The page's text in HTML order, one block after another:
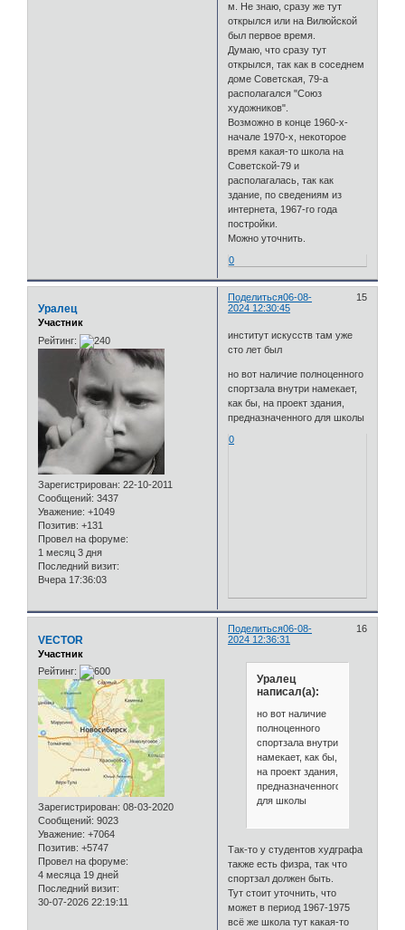
м. Не знаю, сразу же тут
открылся или на Вилюйской
был первое время.
Думаю, что сразу тут
открылся, так как в соседнем
доме Советская, 79-а
располагался "Союз
художников".
Возможно в конце 1960-х-
начале 1970-х, некоторое
время какая-то школа на
Советской-79 и
располагалась, так как
здание, по сведениям из
интернета, 1967-го года
постройки.
Можно уточнить.
0
Поделиться 15
06-08-
2024 12:30:45
Уралец
Участник
Рейтинг:
Зарегистрирован: 22-10-2011
Сообщений: 3437
Уважение: +1049
Позитив: +131
Провел на форуме:
1 месяц 3 дня
Последний визит:
Вчера 17:36:03
институт искусств там уже
сто лет был
но вот наличие полноценного
спортзала внутри намекает,
как бы, на проект здания,
предназначенного для школы
0
Поделиться 16
06-08-
2024 12:36:31
VECTOR
Участник
Рейтинг:
Зарегистрирован: 08-03-2020
Сообщений: 9023
Уважение: +7064
Позитив: +5747
Провел на форуме:
4 месяца 19 дней
Последний визит:
30-07-2026 22:19:11
Уралец
написал(а):
но вот наличие
полноценного
спортзала внутри
намекает, как бы,
на проект здания,
предназначенного
для школы
Так-то у студентов худграфа
также есть физра, так что
спортзал должен быть.
Тут стоит уточнить, что
может в период 1967-1975
всё же школа тут какая-то